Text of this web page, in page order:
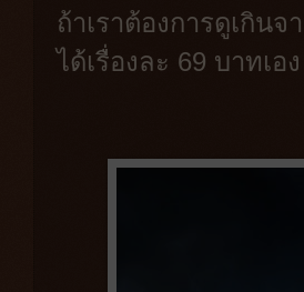
ถ้าเราต้องการดูเกิน
ได้เรื่องละ 69 บาทเ